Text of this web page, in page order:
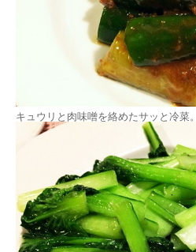
キュウリと肉味噌を絡めたサッと冷菜。